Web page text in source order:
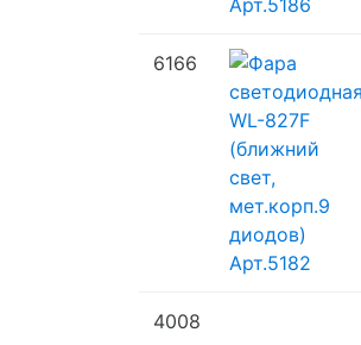
6166
4008